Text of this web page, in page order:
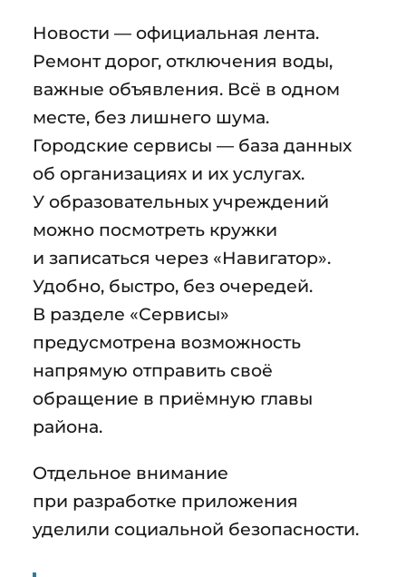
Новости — официальная лента.
Ремонт дорог, отключения воды,
важные объявления. Всё в одном
месте, без лишнего шума.
Городские сервисы — база данных
об организациях и их услугах.
У образовательных учреждений
можно посмотреть кружки
и записаться через «Навигатор».
Удобно, быстро, без очередей.
В разделе «Сервисы»
предусмотрена возможность
напрямую отправить своё
обращение в приёмную главы
района.
Отдельное внимание
при разработке приложения
уделили социальной безопасности.